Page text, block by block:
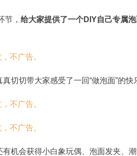
节， 给大家提供了一个DIY自己专属
切切带大家感受了一回“做泡面”的快
机会获得小白象玩偶、泡面发夹、